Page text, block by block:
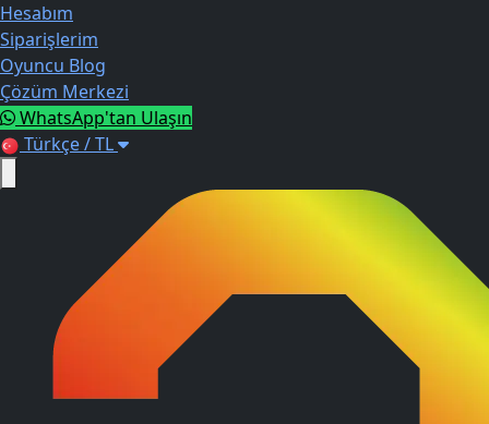
Hesabım
Siparişlerim
Oyuncu Blog
Çözüm Merkezi
WhatsApp'tan Ulaşın
Türkçe / TL